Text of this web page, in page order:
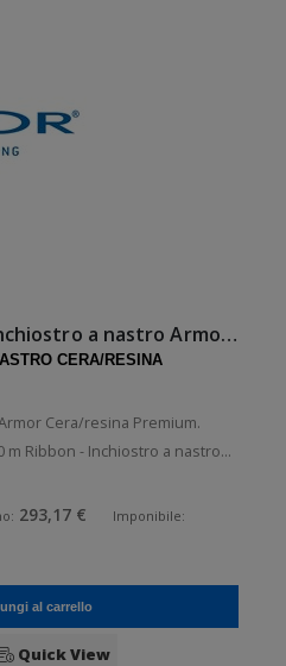
T64198IO - Ribbon - Inchiostro a nastro Armor Marrone
CERA/RESINA
Cera/resina Premium.
confezione. .Ribbon -
premium. Diametro interno:
293,17 € Imponibile:
al carrello
Quick View